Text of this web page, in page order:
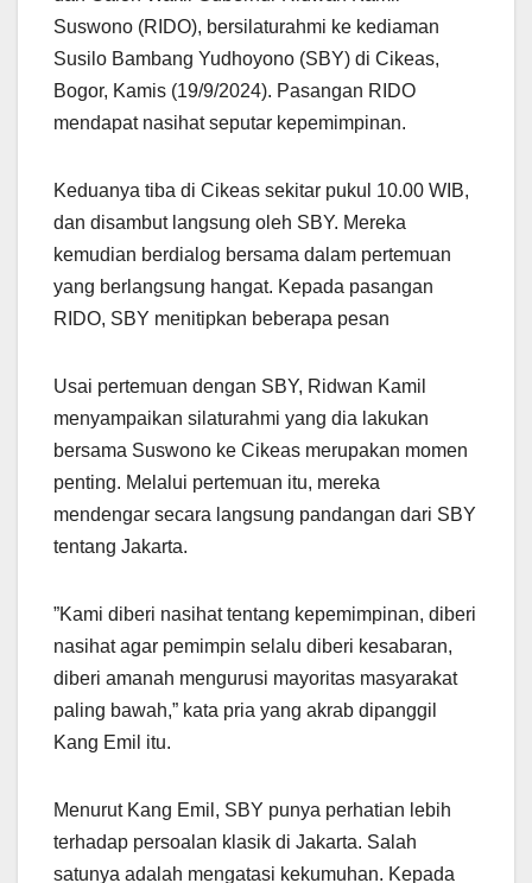
Suswono (RIDO), bersilaturahmi ke kediaman
Susilo Bambang Yudhoyono (SBY) di Cikeas,
Bogor, Kamis (19/9/2024). Pasangan RIDO
mendapat nasihat seputar kepemimpinan.
Keduanya tiba di Cikeas sekitar pukul 10.00 WIB,
dan disambut langsung oleh SBY. Mereka
kemudian berdialog bersama dalam pertemuan
yang berlangsung hangat. Kepada pasangan
RIDO, SBY menitipkan beberapa pesan
Usai pertemuan dengan SBY, Ridwan Kamil
menyampaikan silaturahmi yang dia lakukan
bersama Suswono ke Cikeas merupakan momen
penting. Melalui pertemuan itu, mereka
mendengar secara langsung pandangan dari SBY
tentang Jakarta.
”Kami diberi nasihat tentang kepemimpinan, diberi
nasihat agar pemimpin selalu diberi kesabaran,
diberi amanah mengurusi mayoritas masyarakat
paling bawah,” kata pria yang akrab dipanggil
Kang Emil itu.
Menurut Kang Emil, SBY punya perhatian lebih
terhadap persoalan klasik di Jakarta. Salah
satunya adalah mengatasi kekumuhan. Kepada